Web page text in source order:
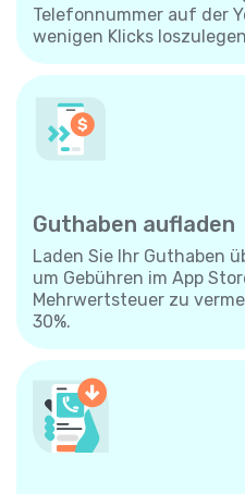
Telefonnummer auf der
wenigen Klicks
Guthaben aufladen
Laden Sie Ihr Guthaben
um Gebühren im App
Mehrwertsteuer zu
30%.